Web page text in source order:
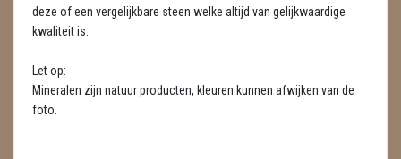
READING EN PERSOONLIJK ADVIES
SCHEDELS / SKULLS
deze of een vergelijkbare steen welke altijd van gelijkwaardige
kwaliteit is.
Let op:
Mineralen zijn natuur producten, kleuren kunnen afwijken van de
foto.